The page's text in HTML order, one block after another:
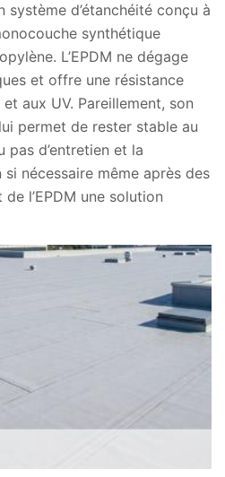
système d’étanchéité conçu à
synthétique
L’EPDM ne dégage
et offre une résistance
aux UV. Pareillement, son
permet de rester stable au
pas d’entretien et la
nécessaire même après des
l’EPDM une solution